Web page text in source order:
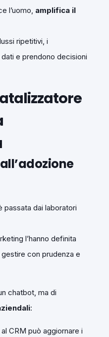
l’uomo, amplifica il
ripetitivi, i
e prendono decisioni
passata dai laboratori
l’hanno definita
con prudenza e
chatbot, ma di
:
CRM può aggiornare i